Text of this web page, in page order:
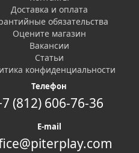
Доставка и оплата
обязательства
Оцените магазин
Вакансии
Статьи
конфиденциальности
Телефон
(812) 606-76-36
E-mail